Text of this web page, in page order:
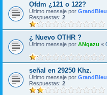
Ofdm ¿121 o 122?
Último mensaje por GrandBleu
Respuestas: 2
¿ Nuevo OTHR ?
Último mensaje por ANgazu «
señal en 29250 Khz.
Último mensaje por GrandBleu
Respuestas: 2